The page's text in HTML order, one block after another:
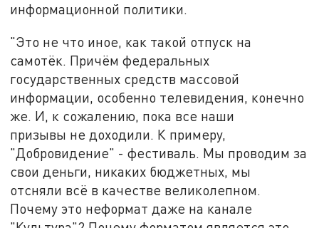
информационной политики.
"Это не что иное, как такой отпуск на
самотёк. Причём федеральных
государственных средств массовой
информации, особенно телевидения, конечно
же. И, к сожалению, пока все наши
призывы не доходили. К примеру,
"Добровидение" - фестиваль. Мы проводим за
свои деньги, никаких бюджетных, мы
отсняли всё в качестве великолепном.
Почему это неформат даже на канале